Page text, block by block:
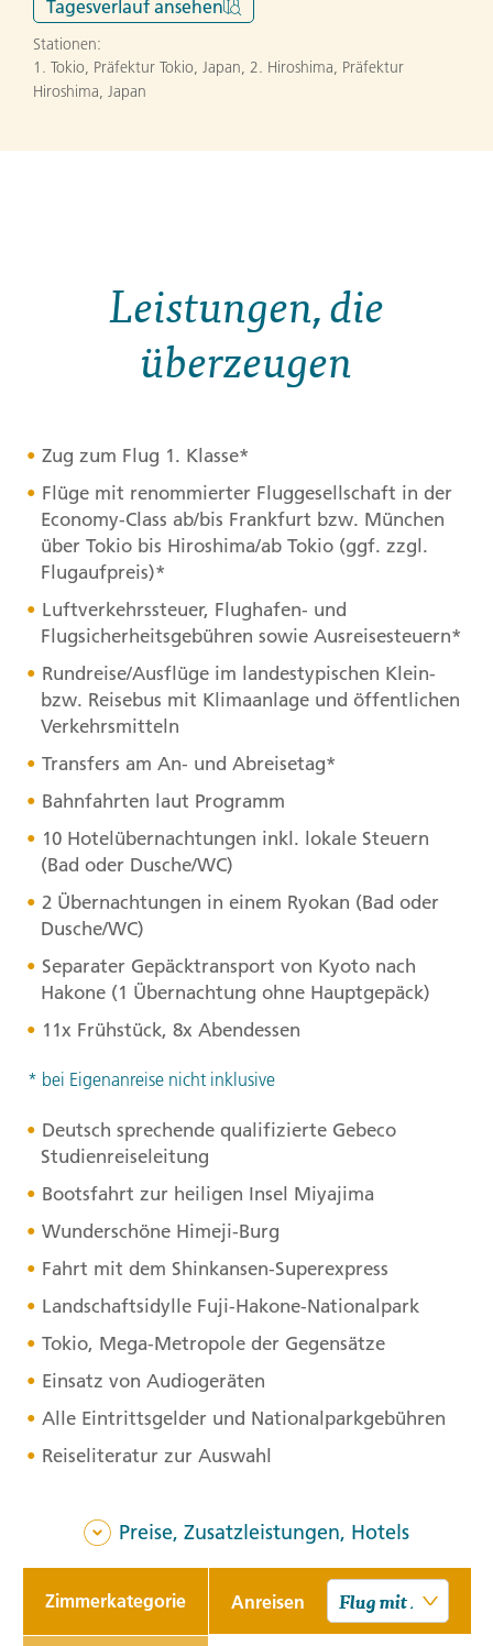
Tagesverlauf ansehen
Stationen:
1. Tokio, Präfektur Tokio, Japan, 2. Hiroshima, Präfektur
Hiroshima, Japan
Leistungen, die
überzeugen
Zug zum Flug 1. Klasse*
Flüge mit renommierter Fluggesellschaft in der
Economy-Class ab/bis Frankfurt bzw. München
über Tokio bis Hiroshima/ab Tokio (ggf. zzgl.
Flugaufpreis)*
Luftverkehrssteuer, Flughafen- und
Flugsicherheitsgebühren sowie Ausreisesteuern*
Rundreise/Ausflüge im landestypischen Klein-
bzw. Reisebus mit Klimaanlage und öffentlichen
Verkehrsmitteln
Transfers am An- und Abreisetag*
Bahnfahrten laut Programm
10 Hotelübernachtungen inkl. lokale Steuern
(Bad oder Dusche/WC)
2 Übernachtungen in einem Ryokan (Bad oder
Dusche/WC)
Separater Gepäcktransport von Kyoto nach
Hakone (1 Übernachtung ohne Hauptgepäck)
11x Frühstück, 8x Abendessen
* bei Eigenanreise nicht inklusive
Deutsch sprechende qualifizierte Gebeco
Studienreiseleitung
Bootsfahrt zur heiligen Insel Miyajima
Wunderschöne Himeji-Burg
Fahrt mit dem Shinkansen-Superexpress
Landschaftsidylle Fuji-Hakone-Nationalpark
Tokio, Mega-Metropole der Gegensätze
Einsatz von Audiogeräten
Alle Eintrittsgelder und Nationalparkgebühren
Reiseliteratur zur Auswahl
Preise, Zusatzleistungen, Hotels
Zimmerkategorie Anreisen